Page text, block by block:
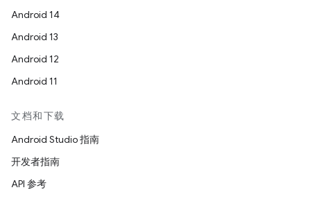
Android 14
Android 13
Android 12
Android 11
文档和下载
Android Studio 指南
开发者指南
API 参考